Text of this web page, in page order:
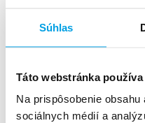
Súhlas
Táto webstránka
Na prispôsobenie
sociálnych médií a